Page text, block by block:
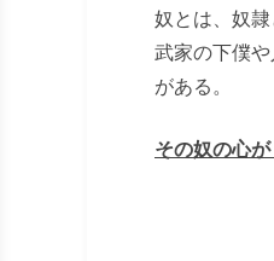
奴とは、奴
武家の下僕
がある。
その奴の心が